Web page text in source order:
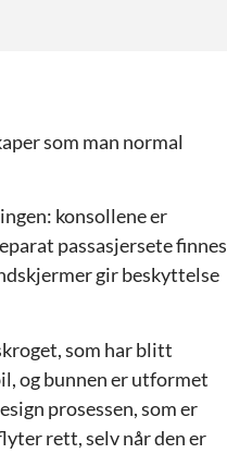
som man normal
konsollene er
passasjersete finnes
gir beskyttelse
som har blitt
og bunnen er utformet
prosessen, som er
rett, selv når den er